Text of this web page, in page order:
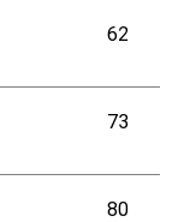
62
73
80